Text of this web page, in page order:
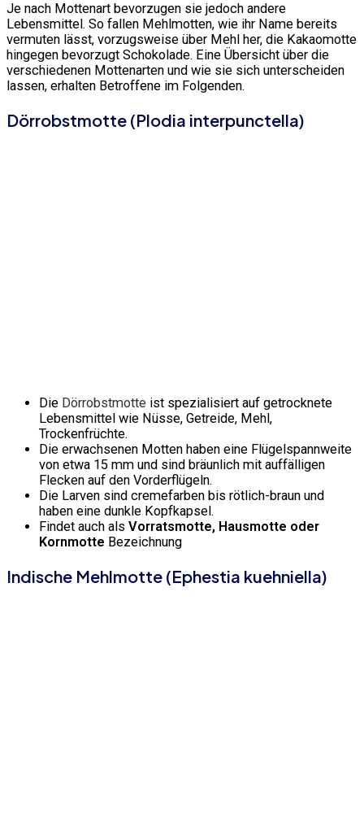
Je nach Mottenart bevorzugen sie jedoch andere
Lebensmittel. So fallen Mehlmotten, wie ihr Name bereits
vermuten lässt, vorzugsweise über Mehl her, die Kakaomotte
hingegen bevorzugt Schokolade. Eine Übersicht über die
verschiedenen Mottenarten und wie sie sich unterscheiden
lassen, erhalten Betroffene im Folgenden.
Dörrobstmotte (Plodia interpunctella)
Die Dörrobstmotte ist spezialisiert auf getrocknete
Lebensmittel wie Nüsse, Getreide, Mehl,
Trockenfrüchte.
Die erwachsenen Motten haben eine Flügelspannweite
von etwa 15 mm und sind bräunlich mit auffälligen
Flecken auf den Vorderflügeln.
Die Larven sind cremefarben bis rötlich-braun und
haben eine dunkle Kopfkapsel.
Findet auch als Vorratsmotte, Hausmotte oder
Kornmotte Bezeichnung
Indische Mehlmotte (Ephestia kuehniella)